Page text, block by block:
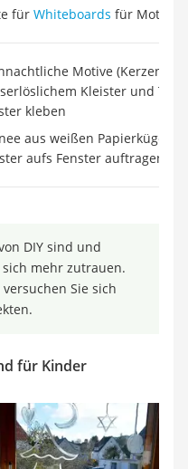
für Whiteboards für Motive
Motive (Kerzen,
Kleister und
kleben
aus weißen
aufs Fenster auftragen
DIY sind und
mehr zutrauen.
Sie sich
für Kinder